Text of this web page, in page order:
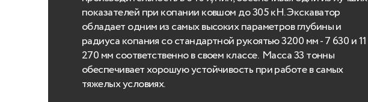
показателей при копании ковшом до 305 кН. Экскаватор
обладает одним из самых высоких параметров глубины и
радиуса копания cо стандартной рукоятью 3200 мм - 7 630 и 11
270 мм соответственно в своем классе. Масса 33 тонны
обеспечивает хорошую устойчивость при работе в самых
тяжелых условиях.